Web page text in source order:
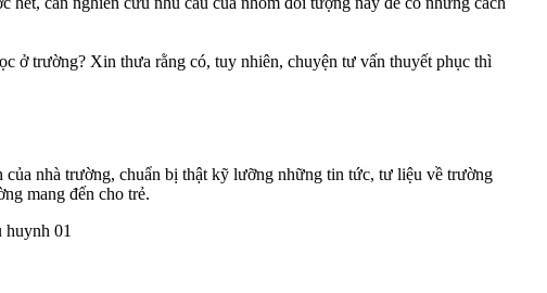
ở trường? Xin thưa rằng có, tuy nhiên, chuyện tư vấn thuyết phục thì
nhà trường, chuẩn bị thật kỹ lưỡng những tin tức, tư liệu về trường
mang đến cho trẻ.